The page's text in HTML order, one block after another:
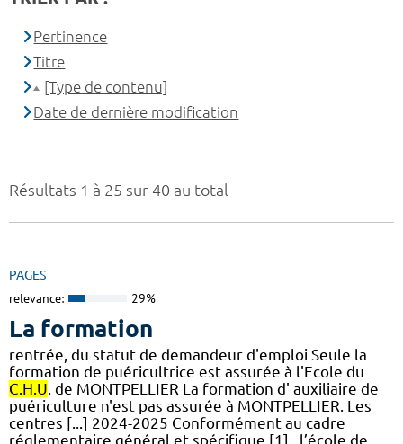
Résultats 1 à 25 sur 40 au total
PAGES
relevance: 29%
La formation
rentrée, du statut de demandeur d'emploi Seule la
formation de puéricultrice est assurée à l'Ecole du
C.H.U . de MONTPELLIER La formation d' auxiliaire de
puériculture n'est pas assurée à MONTPELLIER. Les
centres [...] 2024-2025 Conformément au cadre
réglementaire général et spécifique [1] , l’école de
Pertinence
Titre
[Type de contenu]
Date de dernière modification